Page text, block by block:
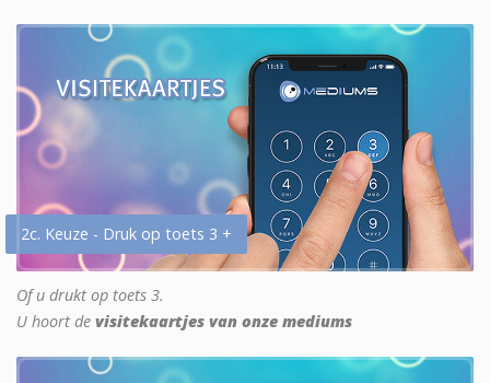
2c. Keuze - Druk op toets 3 +
Of u drukt op toets 3.
U hoort de visitekaartjes van onze mediums